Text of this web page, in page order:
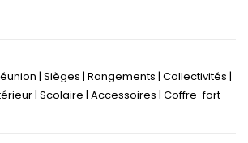
| Sièges | Rangements | Collectivités |
| Scolaire | Accessoires | Coffre-fort